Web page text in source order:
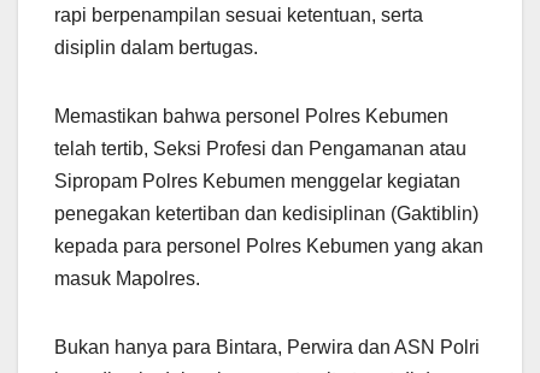
rapi berpenampilan sesuai ketentuan, serta
disiplin dalam bertugas.
Memastikan bahwa personel Polres Kebumen
telah tertib, Seksi Profesi dan Pengamanan atau
Sipropam Polres Kebumen menggelar kegiatan
penegakan ketertiban dan kedisiplinan (Gaktiblin)
kepada para personel Polres Kebumen yang akan
masuk Mapolres.
Bukan hanya para Bintara, Perwira dan ASN Polri